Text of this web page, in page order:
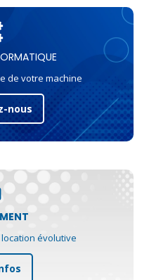
de votre machine
nous
évolutive